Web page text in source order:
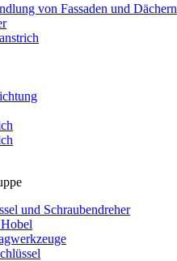
von Fassaden und Dächern
und Schraubendreher